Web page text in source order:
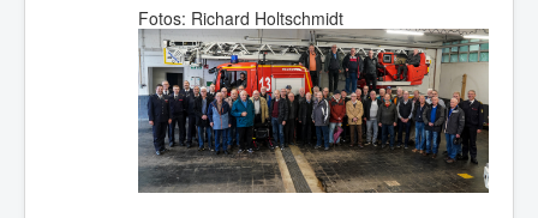
Fotos: Richard Holtschmidt